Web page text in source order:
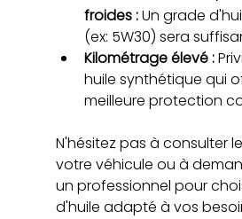
froides : Un grade
(ex: 5W30) sera
Kilométrage élevé :
huile synthétique qui
meilleure protection
N'hésitez pas à consulter
votre véhicule ou à
un professionnel pour
d'huile adapté à vos